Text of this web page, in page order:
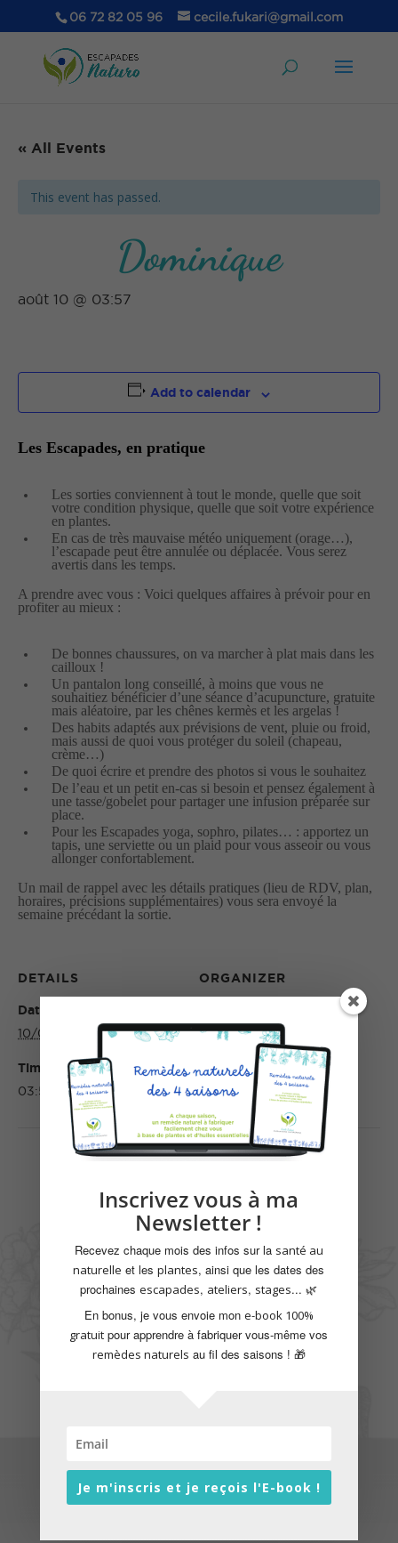
06 72 82 05 96 cecile.fukari@gmail.com
« All Events
This event has passed.
Dominique
août 10 @ 03:57
Add to calendar
Les Escapades, en pratique
Les sorties conviennent à tout le monde, quelle que soit
votre condition physique, quelle que soit votre expérience
en plantes.
En cas de très mauvaise météo uniquement (orage…),
l’escapade peut être annulée ou déplacée. Vous serez
avertis dans les temps.
A prendre avec vous : Voici quelques affaires à prévoir pour en
profiter au mieux :
De bonnes chaussures, on va marcher à plat mais dans les
cailloux !
Un pantalon long conseillé, à moins que vous ne
souhaitiez bénéficier d’une séance d’acupuncture, gratuite
mais aléatoire, par les chênes kermès et les argelas !
Des habits adaptés aux prévisions de vent, pluie ou froid,
mais aussi de quoi vous protéger du soleil (chapeau,
crème…)
De quoi écrire et prendre des photos si vous le souhaitez
De l’eau et un petit en-cas si besoin et pensez également à
une tasse/gobelet pour partager une infusion préparée sur
place.
Pour les Escapades yoga, sophro, pilates… : apportez un
tapis, une serviette ou un plaid pour vous asseoir ou vous
allonger confortablement.
Un mail de rappel avec les détails pratiques (lieu de RDV, plan,
horaires, précisions supplémentaires) vous sera envoyé la
semaine précédant la sortie.
DETAILS
Date:
10/08/2026
Time:
03:57
ORGANIZER
Inscrivez vous à ma
Newsletter !
Recevez chaque mois des infos sur la santé au
naturelle et lesplantes, ainsi que les dates des
prochainesescapades, ateliers, stages... 🌿
En bonus, je vous envoie mon e-book 100%
gratuit pour apprendre à fabriquer vous-même vos
remèdes naturels au fil des saisons ! 🎁
Je m'inscris et je reçois l'E-book !